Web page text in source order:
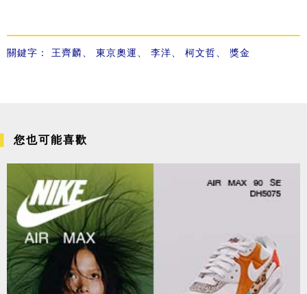
關鍵字： 王齊麟 東京奧運 李洋 柯文哲 獎金
您也可能喜歡